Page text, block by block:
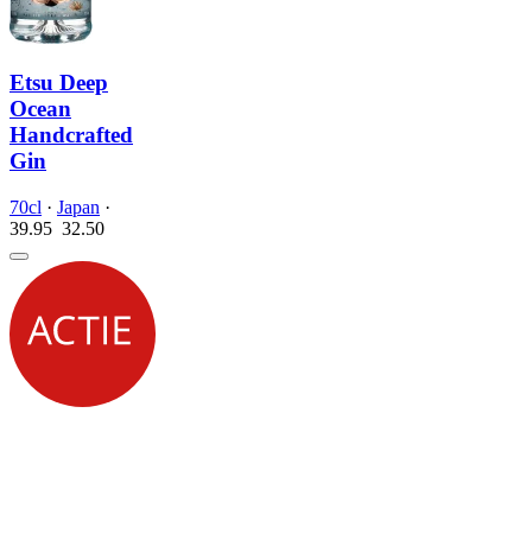
Etsu Deep
Ocean
Handcrafted
Gin
70cl · Japan ·
39.95 32.50